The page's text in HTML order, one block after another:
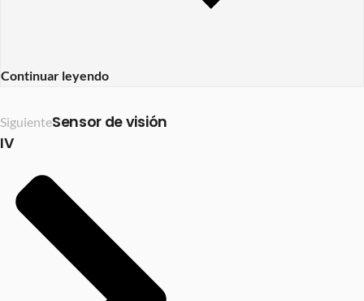
Continuar leyendo
SiguienteSensor de visión
IV